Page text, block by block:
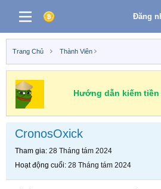
Đăng
Trang Chủ Thành Viên
Hướng dẫn kiếm
CronosOxick
Tham gia 28 Tháng tám 2024
Hoạt động cuối 28 Tháng tám 2024